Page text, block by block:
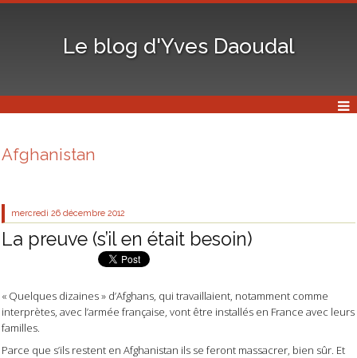
Le blog d'Yves Daoudal
Afghanistan
mercredi 26 décembre 2012
La preuve (s’il en était besoin)
« Quelques dizaines » d’Afghans, qui travaillaient, notamment comme
interprètes, avec l’armée française, vont être installés en France avec leurs
familles.
Parce que s’ils restent en Afghanistan ils se feront massacrer, bien sûr. Et